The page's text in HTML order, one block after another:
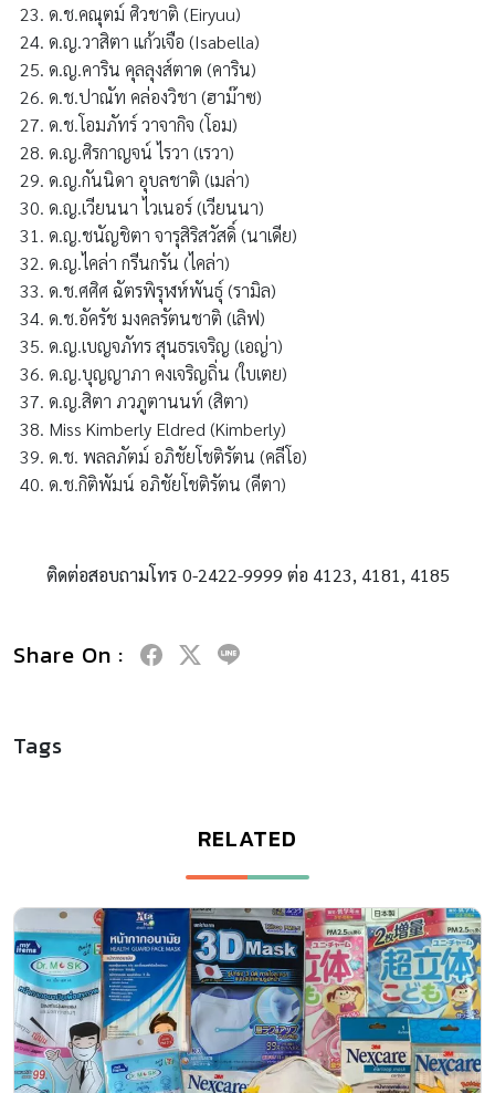
ด.ช.คณุตม์ ศิวชาติ (Eiryuu)
ด.ญ.วาสิตา แก้วเจือ (Isabella)
ด.ญ.คาริน คุลลุงส์ตาด (คาริน)
ด.ช.ปาณัท คล่องวิชา (ฮาม๊าซ)
ด.ช.โอมภัทร์ วาจากิจ (โอม)
ด.ญ.ศิรกาญจน์ ไรวา (เรวา)
ด.ญ.กันนิดา อุบลชาติ (เมล่า)
ด.ญ.เวียนนา ไวเนอร์ (เวียนนา)
ด.ญ.ชนัญชิตา จารุสิริสวัสดิ์ (นาเดีย)
ด.ญ.ไคล่า กรีนกรัน (ไคล่า)
ด.ช.ศศิศ ฉัตรพิรุฬห์พันธุ์ (รามิล)
ด.ช.อัครัช มงคลรัตนชาติ (เลิฟ)
ด.ญ.เบญจภัทร สุนธรเจริญ (เอญ่า)
ด.ญ.บุญญาภา คงเจริญถิ่น (ใบเตย)
ด.ญ.สิตา ภวภูตานนท์ (สิตา)
Miss Kimberly Eldred (Kimberly)
ด.ช. พลลภัตม์ อภิชัยโชติรัตน (คลีโอ)
ด.ช.กิติพัมน์ อภิชัยโชติรัตน (คีตา)
ติดต่อสอบถามโทร 0-2422-9999 ต่อ 4123, 4181, 4185
Share On :
Tags
RELATED